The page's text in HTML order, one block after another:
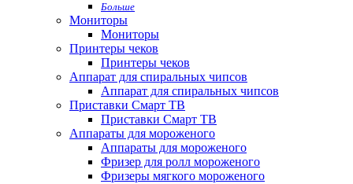
Больше
Мониторы
Мониторы
Принтеры чеков
Принтеры чеков
Аппарат для спиральных чипсов
Аппарат для спиральных чипсов
Приставки Смарт ТВ
Приставки Смарт ТВ
Аппараты для мороженого
Аппараты для мороженого
Фризер для ролл мороженого
Фризеры мягкого мороженого